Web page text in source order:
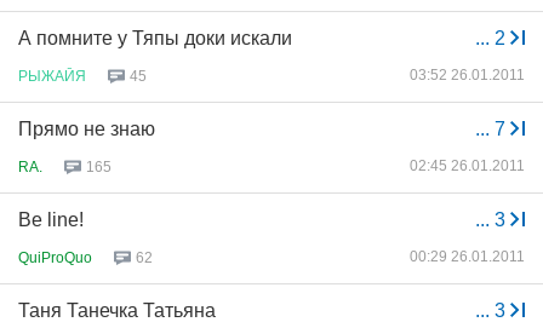
... 2
А помните у Тяпы доки искали
РЫЖАЙЯ 45 03:52 26.01.2011
... 7
Прямо не знаю
RA. 165 02:45 26.01.2011
... 3
Be line!
QuiProQuo 62 00:29 26.01.2011
... 3
Таня Танечка Татьяна